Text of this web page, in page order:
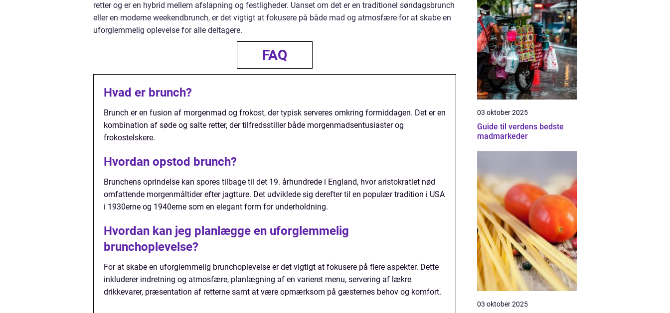
retter og er en hybrid mellem afslapning og festligheder. Uanset om det er en traditionel søndagsbrunch
eller en moderne weekendbrunch, er det vigtigt at fokusere på både mad og atmosfære for at skabe en
uforglemmelig oplevelse for alle deltagere.
FAQ
Hvad er brunch?
Brunch er en fusion af morgenmad og frokost, der typisk serveres omkring formiddagen. Det er en
kombination af søde og salte retter, der tilfredsstiller både morgenmadsentusiaster og
frokostelskere.
Hvordan opstod brunch?
Brunchens oprindelse kan spores tilbage til det 19. århundrede i England, hvor aristokratiet nød
omfattende morgenmåltider efter jagtture. Det udviklede sig derefter til en populær tradition i USA
i 1930erne og 1940erne som en elegant form for underholdning.
Hvordan kan jeg planlægge en uforglemmelig
brunchoplevelse?
For at skabe en uforglemmelig brunchoplevelse er det vigtigt at fokusere på flere aspekter. Dette
inkluderer indretning og atmosfære, planlægning af en varieret menu, servering af lækre
drikkevarer, præsentation af retterne samt at være opmærksom på gæsternes behov og komfort.
03 oktober 2025
Guide til verdens bedste
madmarkeder
03 oktober 2025